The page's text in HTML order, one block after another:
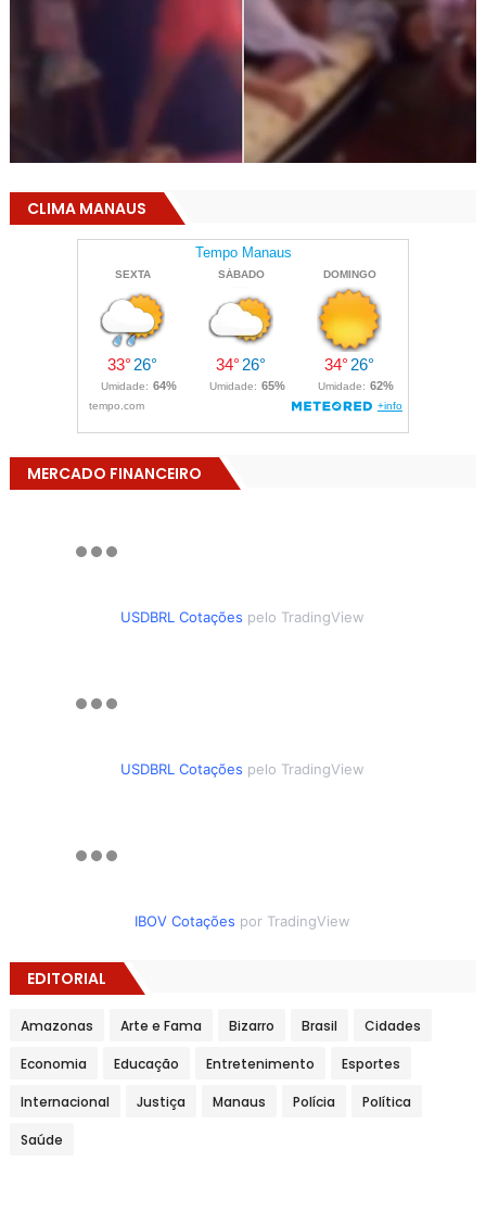
CLIMA MANAUS
MERCADO FINANCEIRO
USDBRL Cotações pelo TradingView
USDBRL Cotações pelo TradingView
IBOV Cotações por TradingView
EDITORIAL
Amazonas Arte e Fama Bizarro Brasil Cidades
Economia Educação Entretenimento Esportes
Internacional Justiça Manaus Polícia Política
Saúde